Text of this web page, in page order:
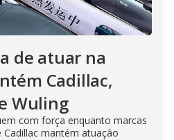
de atuar na
Cadillac,
Wuling
com força enquanto marcas
mantém atuação